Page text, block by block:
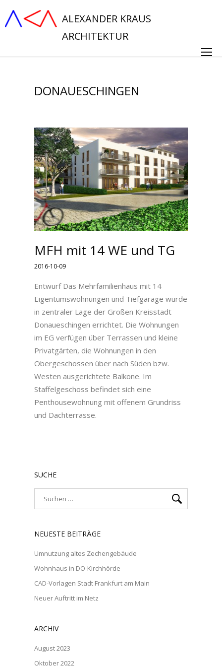
ALEXANDER KRAUS
ARCHITEKTUR
DONAUESCHINGEN
MFH mit 14 WE und TG
2016-10-09
Entwurf Das Mehrfamilienhaus mit 14
Eigentumswohnungen und Tiefgarage wurde
in zentraler Lage der Großen Kreisstadt
Donaueschingen errichtet. Die Wohnungen
im EG verfügen über Terrassen und kleine
Privatgärten, die Wohnungen in den
Obergeschossen über nach Süden bzw.
Westen ausgerichtete Balkone. Im
Staffelgeschoss befindet sich eine
Penthousewohnung mit offenem Grundriss
und Dachterrasse.
SUCHE
NEUESTE BEITRÄGE
Umnutzung altes Zechengebäude
Wohnhaus in DO-Kirchhörde
CAD-Vorlagen Stadt Frankfurt am Main
Neuer Auftritt im Netz
ARCHIV
August 2023
Oktober 2022